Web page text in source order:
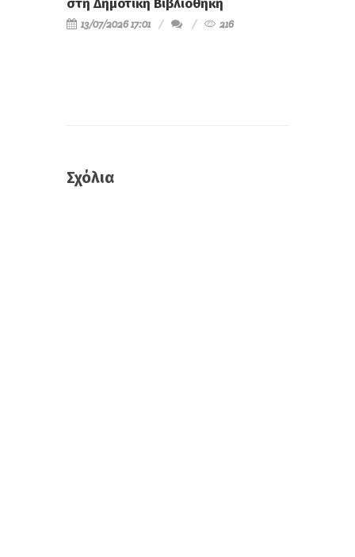
στη Δημοτική Βιβλιοθήκη
13/07/2026 17:01 216
Σχόλια